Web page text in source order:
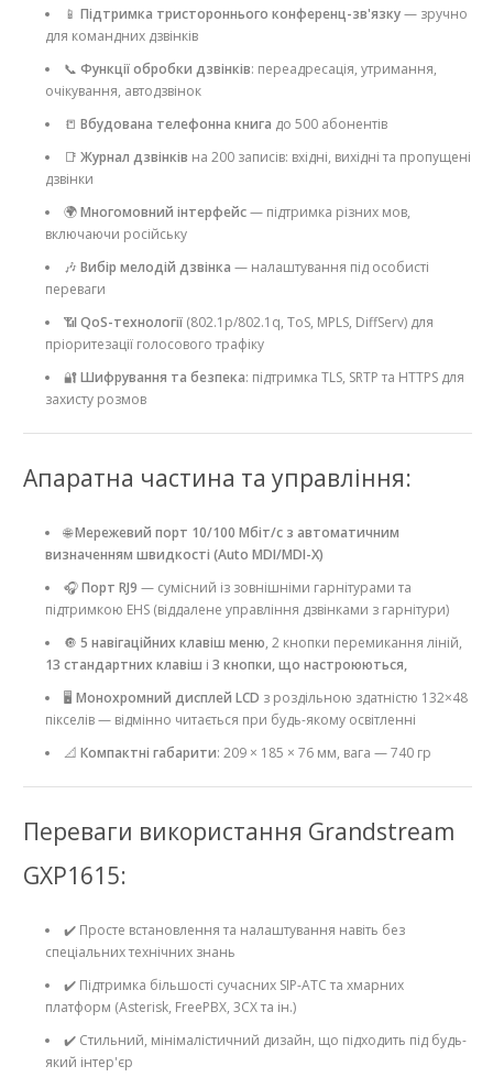
📱 Підтримка тристороннього конференц-зв'язку— зручно
для командних дзвінків
📞 Функції обробки дзвінків: переадресація, утримання,
очікування, автодзвінок
📒 Вбудована телефонна книга до 500 абонентів
📑 Журнал дзвінків на 200 записів: вхідні, вихідні та пропущені
дзвінки
🌍Многомовний інтерфейс— підтримка різних мов,
включаючи російську
🎶 Вибір мелодій дзвінка — налаштування під особисті
переваги
📶QoS-технології (802.1p/802.1q, ToS, MPLS, DiffServ) для
пріоритезації голосового трафіку
🔐Шифрування та безпека: підтримка TLS, SRTP та HTTPS для
захисту розмов
Апаратна частина та управління:
🌐Мережевий порт 10/100 Мбіт/с з автоматичним
визначенням швидкості (Auto MDI/MDI-X)
🎧Порт RJ9 — сумісний із зовнішніми гарнітурами та
підтримкою EHS (віддалене управління дзвінками з гарнітури)
🔘 5 навігаційних клавіш меню, 2 кнопки перемикання ліній,
13 стандартних клавіш і 3 кнопки, що настроюються,
🖥️ Монохромний дисплей LCD з роздільною здатністю 132×48
пікселів — відмінно читається при будь-якому освітленні
📐 Компактні габарити: 209 × 185 × 76 мм, вага — 740 гр
Переваги використання Grandstream
GXP1615:
✔️ Просте встановлення та налаштування навіть без
спеціальних технічних знань
✔️ Підтримка більшості сучасних SIP-АТС та хмарних
платформ (Asterisk, FreePBX, 3CX та ін.)
✔️ Стильний, мінімалістичний дизайн, що підходить під будь-
який інтер'єр